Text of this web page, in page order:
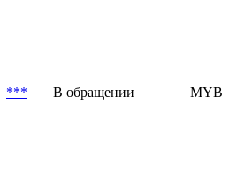
*** В обращении